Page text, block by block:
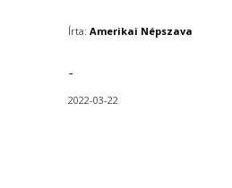
Írta: Amerikai Népszava
-
2022-03-22